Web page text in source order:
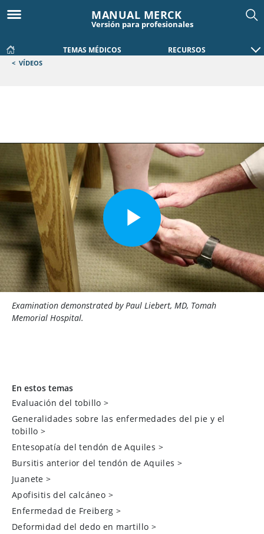
MANUAL MERCK
Versión para profesionales
TEMAS MÉDICOS RECURSOS
< VÍDEOS
Examination demonstrated by Paul Liebert, MD, Tomah
Memorial Hospital.
En estos temas
Evaluación del tobillo >
Generalidades sobre las enfermedades del pie y el
tobillo >
Entesopatía del tendón de Aquiles >
Bursitis anterior del tendón de Aquiles >
Juanete >
Apofisitis del calcáneo >
Enfermedad de Freiberg >
Deformidad del dedo en martillo >